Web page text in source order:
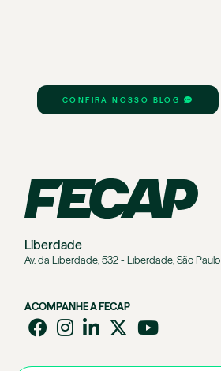
CONFIRA NOSSO BLOG
Liberdade
Av. da Liberdade, 532 - Liberdade, São Paulo
ACOMPANHE A FECAP